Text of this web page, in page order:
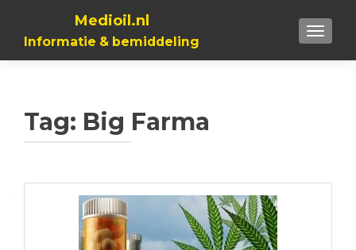
Medioil.nl
Informatie & bemiddeling
Tag: Big Farma